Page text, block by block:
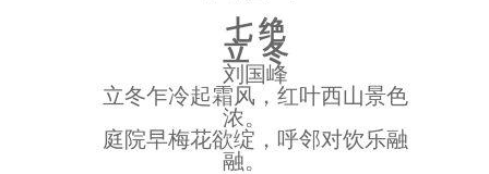
七 绝
立 冬
刘国峰
立冬乍冷起霜风，红叶西山景色
浓。
庭院早梅花欲绽，呼邻对饮乐融
融。